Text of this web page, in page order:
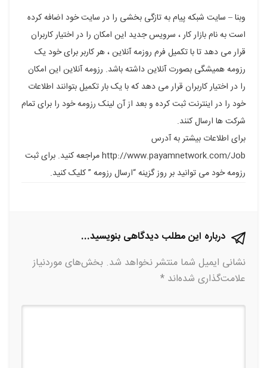
گذاری
در
فیسبوک
گذاری
در
گوگل
پلاس
گذاری
در
تلگرام
اشتراک
گذاری
در
توییتر
گذاری
در
لینکدین
وبنا – سایت شبکه پیام به تازگی بخشی را در سایت خود اضافه کرده
است به نام بازار کار ، سرویس جدید این امکان را در اختیار کاربران
قرار می دهد تا با تکمیل فرم روزمه آنلاین ، هر کاربر برای خود یک
رزومه همیشگی بصورت آنلاین داشته باشد. رزومه آنلاین این امکان
را در اختیار کاربران قرار می دهد که با یک بار تکمیل بتوانند اطلاعات
خود را در اینترنت ثبت کرده و بعد از آن لینک رزومه خود را برای تمام
شرکت ها ارسال کنند.
برای اطلاعات بیشتر به آدرس
http://www.payamnetwork.com/Job مراجعه کنید. برای ثبت
رزومه خود می توانید بر روز گزینه “ارسال رزومه ” کلیک کنید.
درباره این مطلب دیدگاهی بنویسید...
نشانی ایمیل شما منتشر نخواهد شد. بخش‌های موردنیاز
علامت‌گذاری شده‌اند *